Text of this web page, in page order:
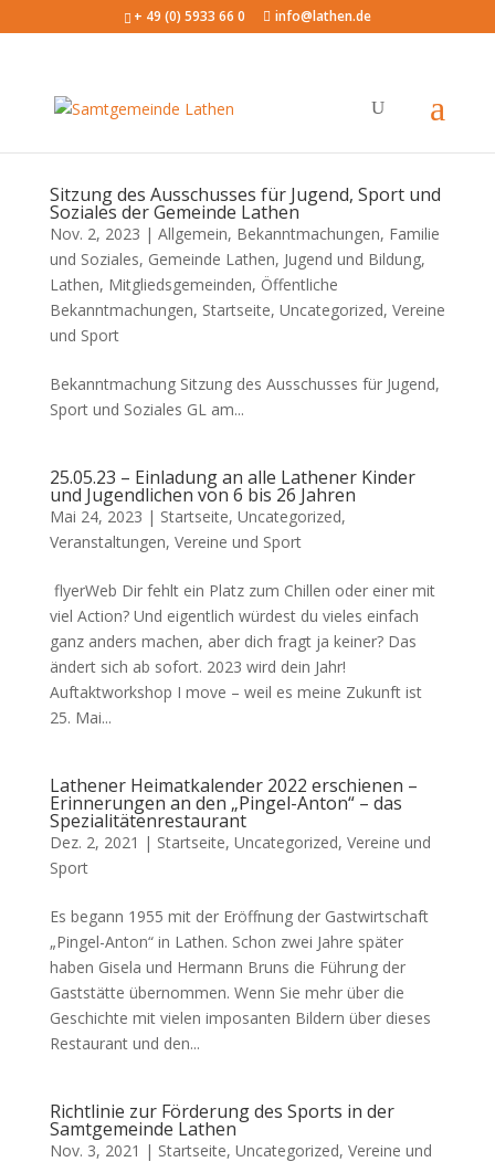
+ 49 (0) 5933 66 0 info@lathen.de
Sitzung des Ausschusses für Jugend, Sport und
Soziales der Gemeinde Lathen
Nov. 2, 2023 | Allgemein, Bekanntmachungen, Familie
und Soziales, Gemeinde Lathen, Jugend und Bildung,
Lathen, Mitgliedsgemeinden, Öffentliche
Bekanntmachungen, Startseite, Uncategorized, Vereine
und Sport
Bekanntmachung Sitzung des Ausschusses für Jugend,
Sport und Soziales GL am...
25.05.23 – Einladung an alle Lathener Kinder
und Jugendlichen von 6 bis 26 Jahren
Mai 24, 2023 | Startseite, Uncategorized,
Veranstaltungen, Vereine und Sport
flyerWeb Dir fehlt ein Platz zum Chillen oder einer mit
viel Action? Und eigentlich würdest du vieles einfach
ganz anders machen, aber dich fragt ja keiner? Das
ändert sich ab sofort. 2023 wird dein Jahr!
Auftaktworkshop I move – weil es meine Zukunft ist
25. Mai...
Lathener Heimatkalender 2022 erschienen –
Erinnerungen an den „Pingel-Anton“ – das
Spezialitätenrestaurant
Dez. 2, 2021 | Startseite, Uncategorized, Vereine und
Sport
Es begann 1955 mit der Eröffnung der Gastwirtschaft
„Pingel-Anton“ in Lathen. Schon zwei Jahre später
haben Gisela und Hermann Bruns die Führung der
Gaststätte übernommen. Wenn Sie mehr über die
Geschichte mit vielen imposanten Bildern über dieses
Restaurant und den...
Richtlinie zur Förderung des Sports in der
Samtgemeinde Lathen
Nov. 3, 2021 | Startseite, Uncategorized, Vereine und